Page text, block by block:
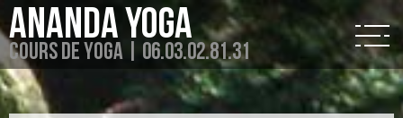
Ananda Yoga
Cours de Yoga | 06.03.02.81.31